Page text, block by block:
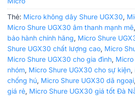
Thẻ: Micro không dây Shure UGX30,
Micro Shure UGX30 âm thanh mạnh mẽ,
bảo hành chính hãng, Micro Shure
Shure UGX30 chất lượng cao, Micro
Micro Shure UGX30 cho gia đình, Micro
nhóm, Micro Shure UGX30 cho sự kiện,
chống hú, Micro Shure UGX30 dã ngoại
giá rẻ, Micro Shure UGX30 giá tốt Đà